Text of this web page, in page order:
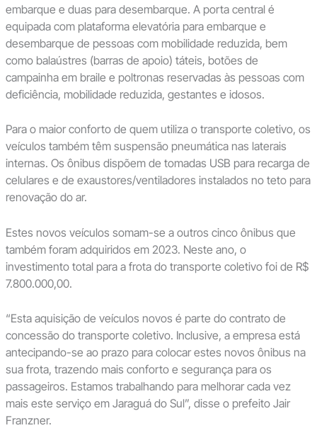
embarque e duas para desembarque. A porta central é
equipada com plataforma elevatória para embarque e
desembarque de pessoas com mobilidade reduzida, bem
como balaústres (barras de apoio) táteis, botões de
campainha em braile e poltronas reservadas às pessoas com
deficiência, mobilidade reduzida, gestantes e idosos.
Para o maior conforto de quem utiliza o transporte coletivo, os
veículos também têm suspensão pneumática nas laterais
internas. Os ônibus dispõem de tomadas USB para recarga de
celulares e de exaustores/ventiladores instalados no teto para
renovação do ar.
Estes novos veículos somam-se a outros cinco ônibus que
também foram adquiridos em 2023. Neste ano, o
investimento total para a frota do transporte coletivo foi de R$
7.800.000,00.
“Esta aquisição de veículos novos é parte do contrato de
concessão do transporte coletivo. Inclusive, a empresa está
antecipando-se ao prazo para colocar estes novos ônibus na
sua frota, trazendo mais conforto e segurança para os
passageiros. Estamos trabalhando para melhorar cada vez
mais este serviço em Jaraguá do Sul”, disse o prefeito Jair
Franzner.